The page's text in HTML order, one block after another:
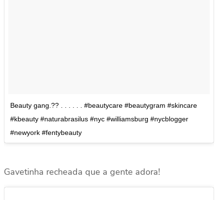
Beauty gang.?? . . . . . . #beautycare #beautygram #skincare
#kbeauty #naturabrasilus #nyc #williamsburg #nycblogger
#newyork #fentybeauty
Gavetinha recheada que a gente adora!